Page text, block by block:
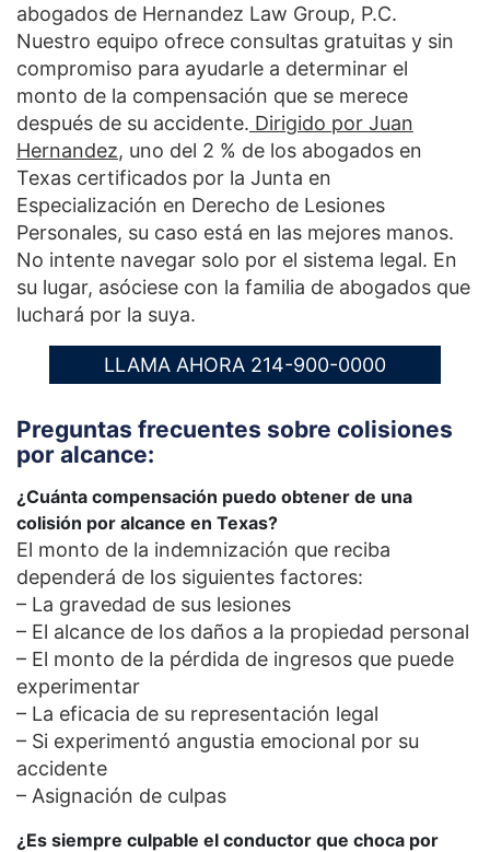
abogados de Hernandez Law Group, P.C.
Nuestro equipo ofrece consultas gratuitas y sin
compromiso para ayudarle a determinar el
monto de la compensación que se merece
después de su accidente. Dirigido por Juan
Hernandez, uno del 2 % de los abogados en
Texas certificados por la Junta en
Especialización en Derecho de Lesiones
Personales, su caso está en las mejores manos.
No intente navegar solo por el sistema legal. En
su lugar, asóciese con la familia de abogados que
luchará por la suya.
LLAMA AHORA 214-900-0000
Preguntas frecuentes sobre colisiones
por alcance:
¿Cuánta compensación puedo obtener de una
colisión por alcance en Texas?
El monto de la indemnización que reciba
dependerá de los siguientes factores:
– La gravedad de sus lesiones
– El alcance de los daños a la propiedad personal
– El monto de la pérdida de ingresos que puede
experimentar
– La eficacia de su representación legal
– Si experimentó angustia emocional por su
accidente
– Asignación de culpas
¿Es siempre culpable el conductor que choca por